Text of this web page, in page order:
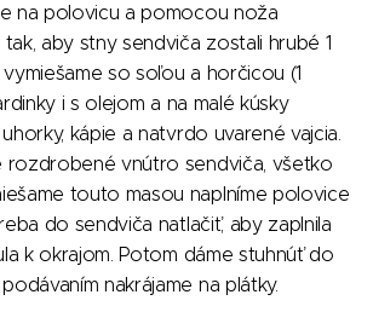
na polovicu a pomocou noža
aby stny sendviča zostali hrubé 1
so soľou a horčicou (1
i s olejom a na malé kúsky
kápie a natvrdo uvarené vajcia.
rozdrobené vnútro sendviča, všetko
touto masou naplníme polovice
do sendviča natlačiť, aby zaplnila
k okrajom. Potom dáme stuhnúť do
nakrájame na plátky.